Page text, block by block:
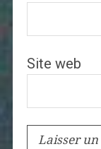
Site web